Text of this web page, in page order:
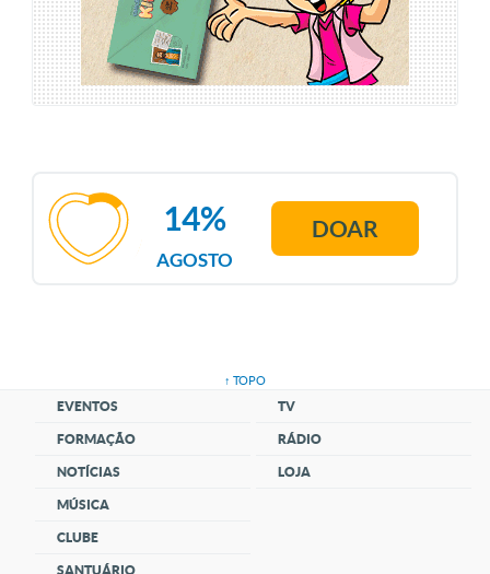
AGOSTO
14% DOAR
↑ TOPO
EVENTOS
FORMAÇÃO
NOTÍCIAS
MÚSICA
CLUBE
SANTUÁRIO
TV
RÁDIO
LOJA